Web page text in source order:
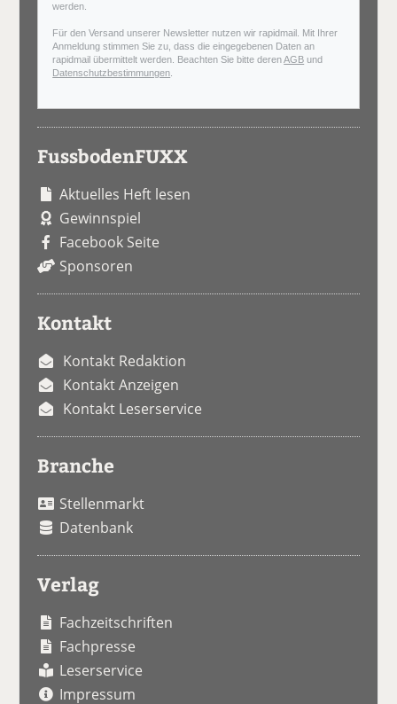
werden.
Für den Versand unserer Newsletter nutzen wir rapidmail. Mit Ihrer
Anmeldung stimmen Sie zu, dass die eingegebenen Daten an
rapidmail übermittelt werden. Beachten Sie bitte derenAGB und
Datenschutzbestimmungen
FussbodenFUXX
Aktuelles Heft lesen
Gewinnspiel
Facebook Seite
Sponsoren
Kontakt
Kontakt Redaktion
Kontakt Anzeigen
Kontakt Leserservice
Branche
Stellenmarkt
Datenbank
Verlag
Fachzeitschriften
Fachpresse
Leserservice
Impressum